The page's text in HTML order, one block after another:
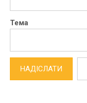
Тема
НАДІСЛАТИ